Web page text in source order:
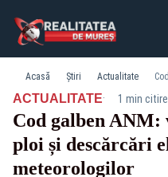
Acasă Știri Actualitate
ACTUALITATE· 1 min citire
Cod galben ANM:
ploi și descărcări
meteorologilor